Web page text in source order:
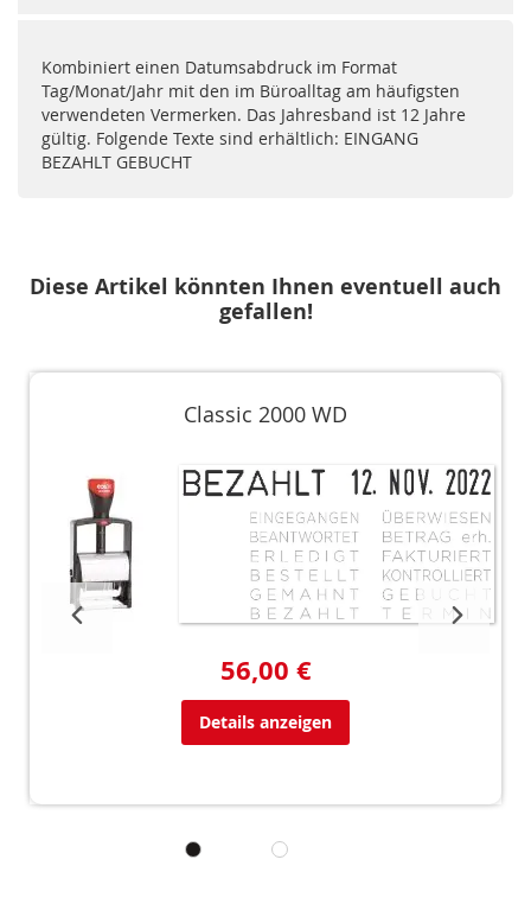
Kombiniert einen Datumsabdruck im Format
Tag/Monat/Jahr mit den im Büroalltag am häufigsten
verwendeten Vermerken. Das Jahresband ist 12 Jahre
gültig. Folgende Texte sind erhältlich: EINGANG
BEZAHLT GEBUCHT
Diese Artikel könnten Ihnen eventuell auch
gefallen!
Classic 2000 WD
56,00 €
Details anzeigen